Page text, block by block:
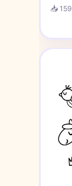
📥 159